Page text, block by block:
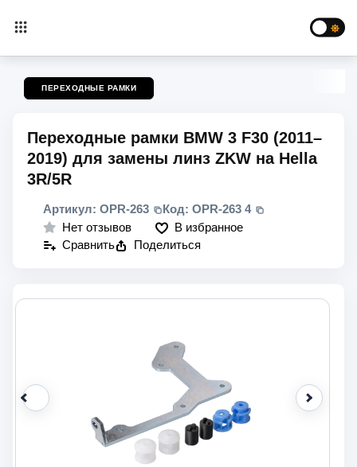
ПЕРЕХОДНЫЕ РАМКИ
Переходные рамки BMW 3 F30 (2011–
2019) для замены линз ZKW на Hella
3R/5R
Артикул: OPR-263 Код: OPR-263 4
Нет отзывов
В избранное
Сравнить
Поделиться